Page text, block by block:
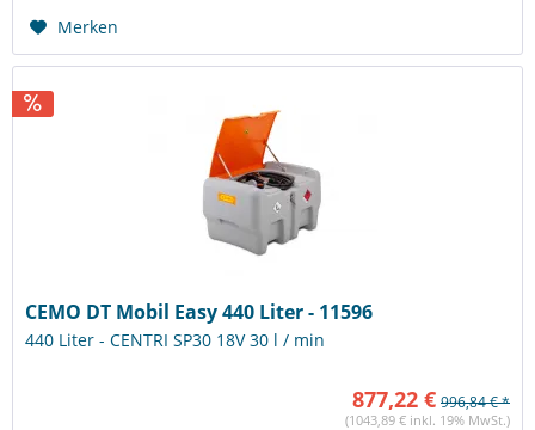
Merken
CEMO DT Mobil Easy 440 Liter - 11596
440 Liter - CENTRI SP30 18V 30 l / min
877,22 € 996,84 € *
(1043,89 € inkl. 19% MwSt.)